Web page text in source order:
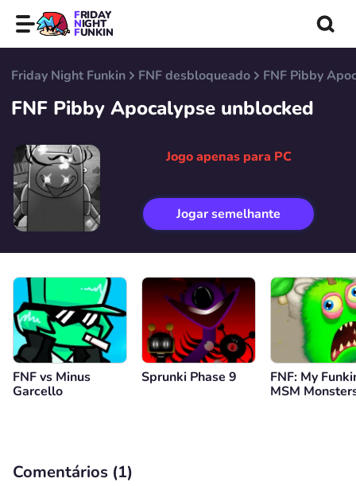
FRIDAY
NIGHT
FUNKIN
Friday Night Funkin FNF desbloqueado FNF Pibby
FNF Pibby Apocalypse unblocked
Jogo apenas para PC
Jogar semelhante
FNF vs Minus
Garcello
Sprunki Phase 9
FNF: My
MSM
Comentários (1)